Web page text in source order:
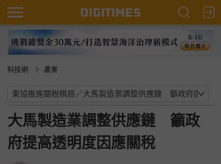
科技網 產業
大馬製造業調整供應鏈 籲政
府提高透明度因應關稅